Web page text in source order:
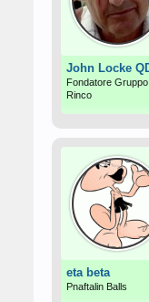
John Locke
Fondatore Gruppo
Rinco
eta beta
Pnaftalin Balls